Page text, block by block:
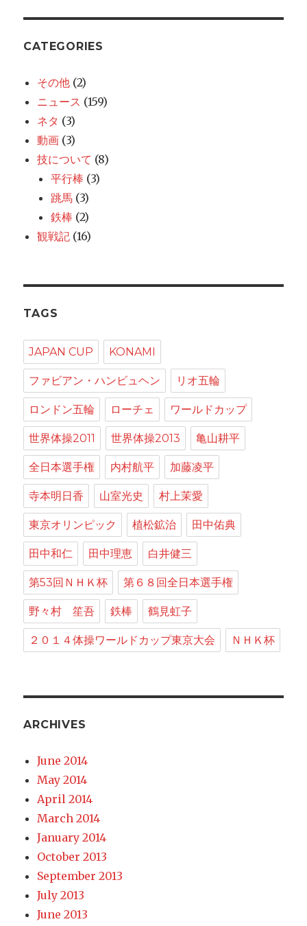
CATEGORIES
その他 (2)
ニュース (159)
ネタ (3)
動画 (3)
技について (8)
平行棒 (3)
跳馬 (3)
鉄棒 (2)
観戦記 (16)
TAGS
JAPAN CUP KONAMI
ファビアン・ハンビュヘン リオ五輪
ロンドン五輪 ローチェ ワールドカップ
世界体操2011 世界体操2013 亀山耕平
全日本選手権 内村航平 加藤凌平
寺本明日香 山室光史 村上茉愛
東京オリンピック 植松鉱治 田中佑典
田中和仁 田中理恵 白井健三
第53回ＮＨＫ杯 第６８回全日本選手権
野々村 笙吾 鉄棒 鶴見虹子
２０１４体操ワールドカップ東京大会 ＮＨＫ杯
ARCHIVES
June 2014
May 2014
April 2014
March 2014
January 2014
October 2013
September 2013
July 2013
June 2013